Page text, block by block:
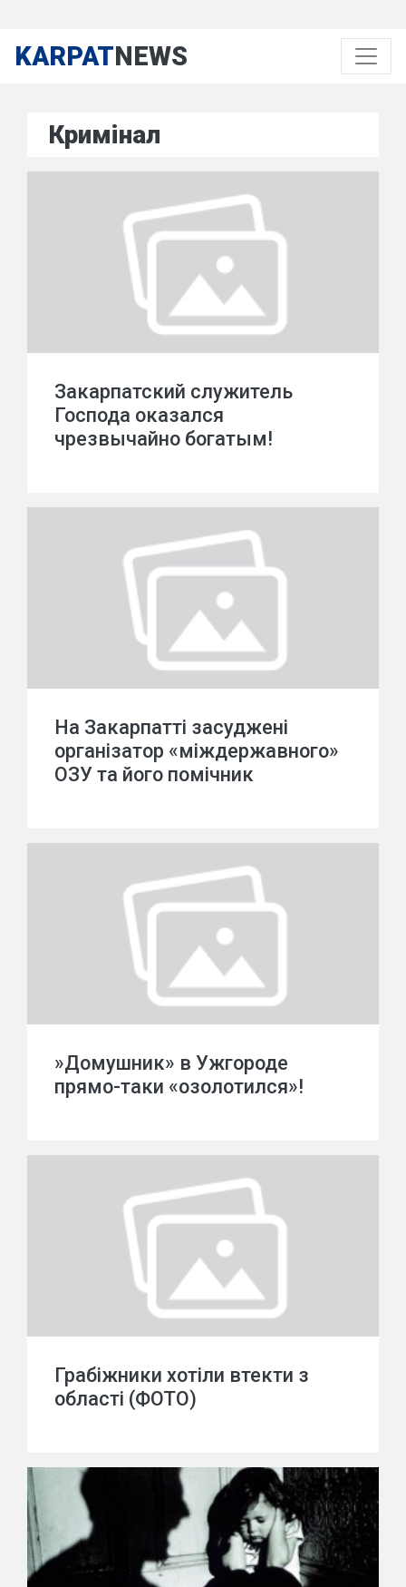
KARPATNEWS
Кримінал
Закарпатский служитель
Господа оказался
чрезвычайно богатым!
На Закарпатті засуджені
організатор «міждержавного»
ОЗУ та його помічник
»Домушник» в Ужгороде
прямо-таки «озолотился»!
Грабіжники хотіли втекти з
області (ФОТО)